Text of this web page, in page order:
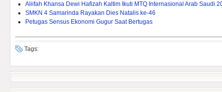
Aliifah Khansa Dewi Hafizah Kaltim Ikuti MTQ Internasional Arab Saudi
SMKN 4 Samarinda Rayakan Dies Natalis ke-46
Petugas Sensus Ekonomi Gugur Saat Bertugas
Tags: